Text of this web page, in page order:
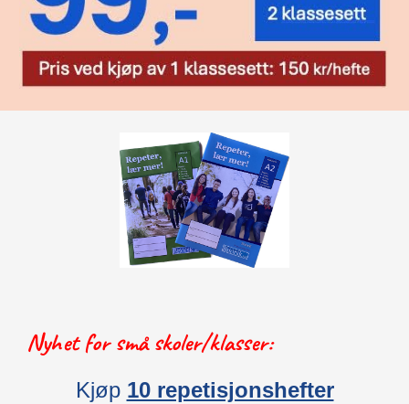
Nyhet for små skoler/klasser:
Kjøp 10 repetisjonshefter